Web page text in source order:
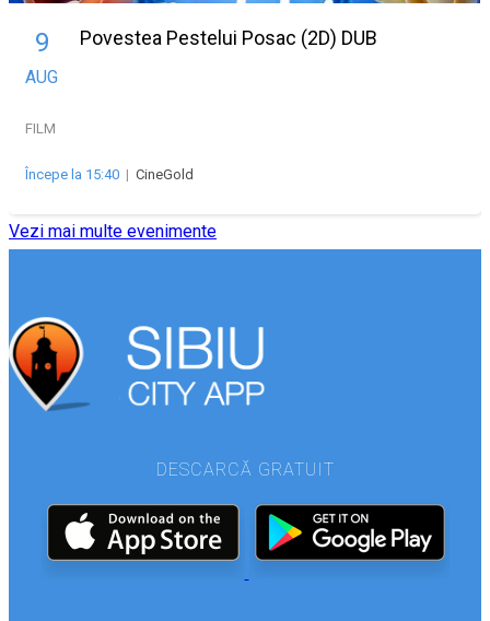
9
AUG
Povestea Pestelui Posac (2D) DUB
FILM
Începe la 15:40 | CineGold
Vezi mai multe evenimente
DESCARCĂ GRATUIT